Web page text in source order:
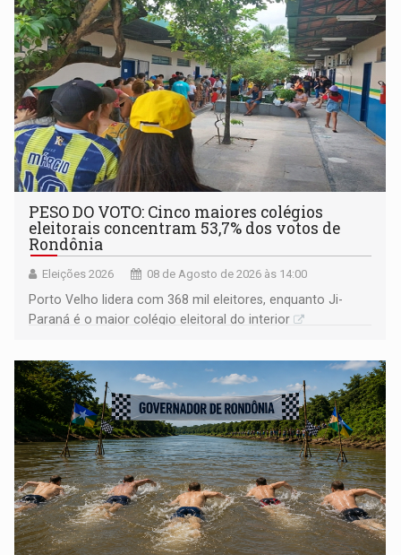
PESO DO VOTO: Cinco maiores colégios
eleitorais concentram 53,7% dos votos de
Rondônia
Eleições 2026 08 de Agosto de 2026 às 14:00
Porto Velho lidera com 368 mil eleitores, enquanto Ji-
Paraná é o maior colégio eleitoral do interior